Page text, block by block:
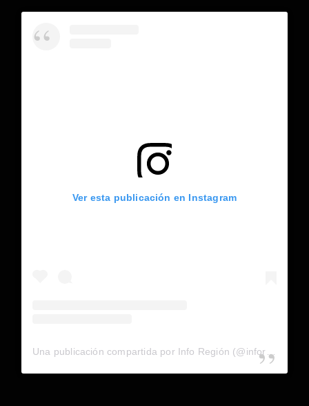
Ver esta publicación en Instagram
Una publicación compartida por Info Región (@inforegion_redes)